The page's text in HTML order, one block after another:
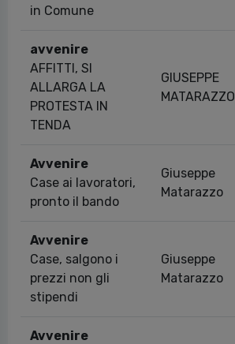
in Comune
avvenire
AFFITTI, SI
ALLARGA LA
PROTESTA IN
TENDA
GIUSEPPE
MATARAZZO
Avvenire
Case ai lavoratori,
pronto il bando
Giuseppe
Matarazzo
Avvenire
Case, salgono i
prezzi non gli
stipendi
Giuseppe
Matarazzo
Avvenire